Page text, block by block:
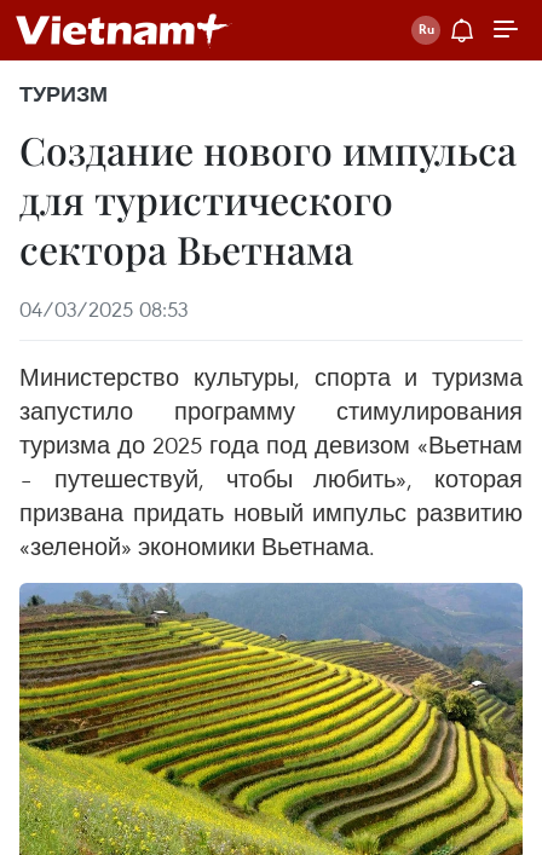
ТУРИЗМ
Создание нового импульса
для туристического
сектора Вьетнама
04/03/2025 08:53
Министерство культуры, спорта и туризма
запустило программу стимулирования
туризма до 2025 года под девизом «Вьетнам
– путешествуй, чтобы любить», которая
призвана придать новый импульс развитию
«зеленой» экономики Вьетнама.